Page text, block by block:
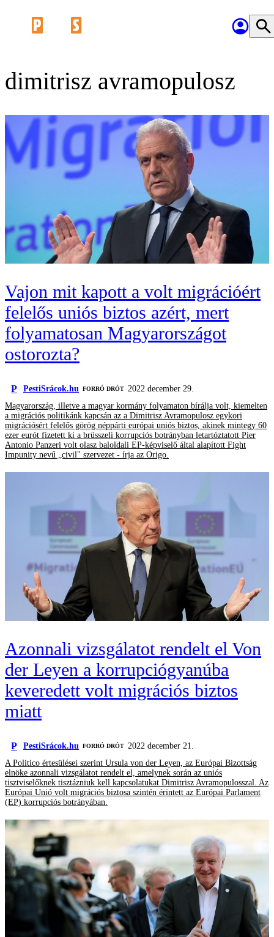
dimitrisz avramopulosz
Vajon mit kapott a volt migrációért
felelős uniós biztos azért, mert
folyamatosan Magyarországot
ostorozta?
P PestiSrácok.hu FORRÓ DRÓT 2022 december 29.
Magyarország, illetve a magyar kormány folyamaton bírálja volt, kiemelten
a migrációs politikánk kapcsán az a Dimitrisz Avramopulosz egykori
migrációsért felelős görög néppárti európai uniós biztos, akinek mintegy 60
ezer eurót fizetett ki a brüsszeli korrupciós botrányban letartóztatott Pier
Antonio Panzeri volt olasz baloldali EP-képviselő által alapított Fight
Impunity nevű „civil" szervezet - írja az Origo.
Azonnali vizsgálatot rendelt el Von
der Leyen a korrupciógyanúba
keveredett volt migrációs biztos
miatt
P PestiSrácok.hu FORRÓ DRÓT 2022 december 21.
A Politico értesülései szerint Ursula von der Leyen, az Európai Bizottság
elnöke azonnali vizsgálatot rendelt el, amelynek során az uniós
tisztviselőknek tisztázniuk kell kapcsolatukat Dimitrisz Avramopulosszal. Az
Európai Unió volt migrációs biztosa szintén érintett az Európai Parlament
(EP) korrupciós botrányában.